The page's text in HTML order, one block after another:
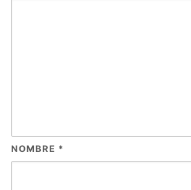
NOMBRE *